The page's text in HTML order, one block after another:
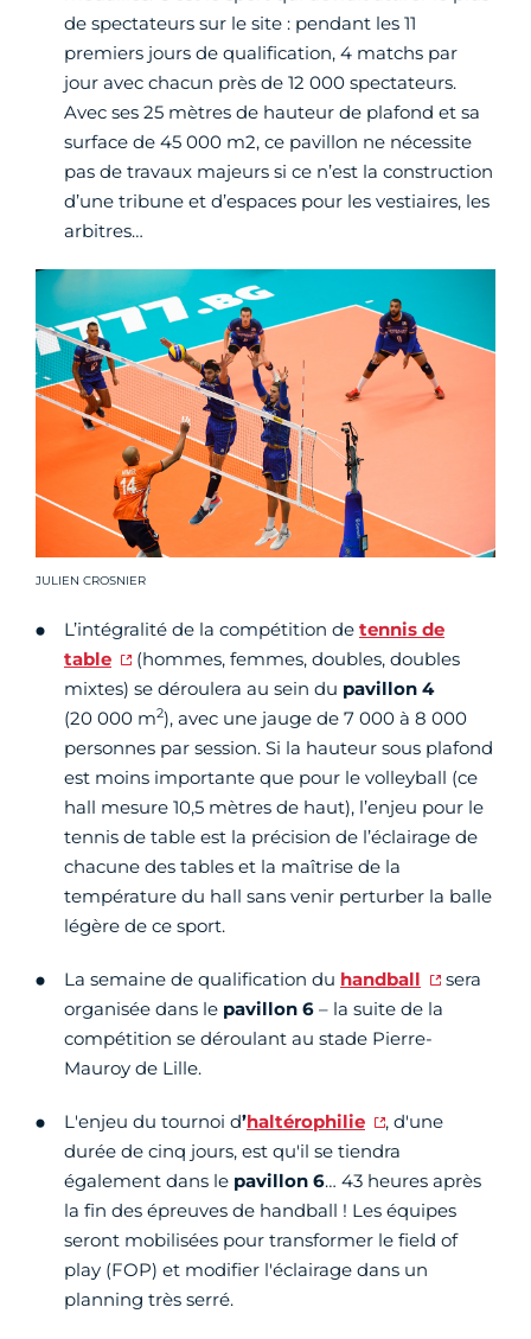
de spectateurs sur le site : pendant les 11
premiers jours de qualification, 4 matchs par
jour avec chacun près de 12 000 spectateurs.
Avec ses 25 mètres de hauteur de plafond et sa
surface de 45 000 m2, ce pavillon ne nécessite
pas de travaux majeurs si ce n’est la construction
d’une tribune et d’espaces pour les vestiaires, les
arbitres…
Crédit photo :
JULIEN CROSNIER
L’intégralité de la compétition de tennis de
table
(hommes, femmes, doubles, doubles
mixtes) se déroulera au sein du pavillon 4
(20 000 m2), avec une jauge de 7 000 à 8 000
personnes par session. Si la hauteur sous plafond
est moins importante que pour le volleyball (ce
hall mesure 10,5 mètres de haut), l’enjeu pour le
tennis de table est la précision de l’éclairage de
chacune des tables et la maîtrise de la
température du hall sans venir perturber la balle
légère de ce sport.
La semaine de qualification du handball
sera
organisée dans le pavillon 6 – la suite de la
compétition se déroulant au stade Pierre-
Mauroy de Lille.
L'enjeu du tournoi d’haltérophilie
, d'une
durée de cinq jours, est qu'il se tiendra
également dans le pavillon 6… 43 heures après
la fin des épreuves de handball ! Les équipes
seront mobilisées pour transformer le field of
play (FOP) et modifier l'éclairage dans un
planning très serré.